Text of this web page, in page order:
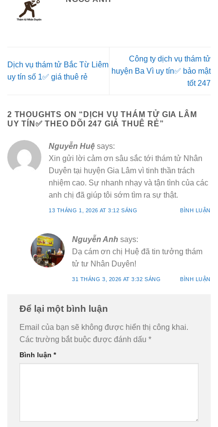
Dịch vụ thám tử Bắc Từ Liêm
uy tín số 1✅ giá thuê rẻ
Công ty dịch vụ thám tử
huyện Ba Vì uy tín✅ bảo mật
tốt 247
2 THOUGHTS ON “ DỊCH VỤ THÁM TỬ GIA LÂM
UY TÍN✅ THEO DÕI 247 GIÁ THUÊ RẺ”
Nguyễn Huệ says:
Xin gửi lời cảm ơn sâu sắc tới thám tử Nhân
Duyên tại huyện Gia Lâm vì tinh thần trách
nhiệm cao. Sự nhanh nhạy và tận tình của các
anh chị đã giúp tôi sớm tìm ra sự thật.
13 THÁNG 1, 2026 AT 3:12 SÁNG BÌNH LUẬN
Nguyễn Anh says:
Dạ cám ơn chị Huệ đã tin tưởng thám
tử tư Nhân Duyên!
31 THÁNG 3, 2026 AT 3:32 SÁNG BÌNH LUẬN
Để lại một bình luận
Email của bạn sẽ không được hiển thị công khai.
Các trường bắt buộc được đánh dấu *
Bình luận *